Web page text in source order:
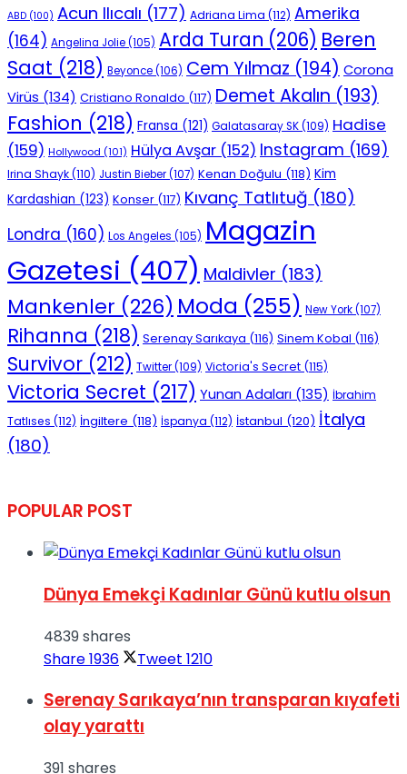
ABD (100) Acun Ilıcalı (177) Adriana Lima (112) Amerika
(164) Angelina Jolie(105) Arda Turan (206) Beren
Saat (218) Beyonce(106) Cem Yılmaz (194) Corona
Virüs (134) Cristiano Ronaldo (117) Demet Akalın (193)
Fashion (218) Fransa (121) Galatasaray SK(109) Hadise
(159) Hollywood (101) Hülya Avşar (152) Instagram (169)
Irina Shayk(110) Justin Bieber(107) Kenan Doğulu (118) Kim
Kardashian (123) Konser (117) Kıvanç Tatlıtuğ (180)
Londra (160) Los Angeles (105) Magazin
Gazetesi (407) Maldivler (183)
Mankenler (226) Moda (255) New York(107)
Rihanna (218) Serenay Sarıkaya (116) Sinem Kobal (116)
Survivor (212) Twitter(109) Victoria's Secret (115)
Victoria Secret (217) Yunan Adaları (135) İbrahim
Tatlıses (112) İngiltere (118) İspanya (112) İstanbul (120) İtalya
(180)
POPULAR POST
Dünya Emekçi Kadınlar Günü kutlu olsun
4839 shares
Share1936 Tweet 1210
Serenay Sarıkaya’nın transparan kıyafeti
olay yarattı
391 shares